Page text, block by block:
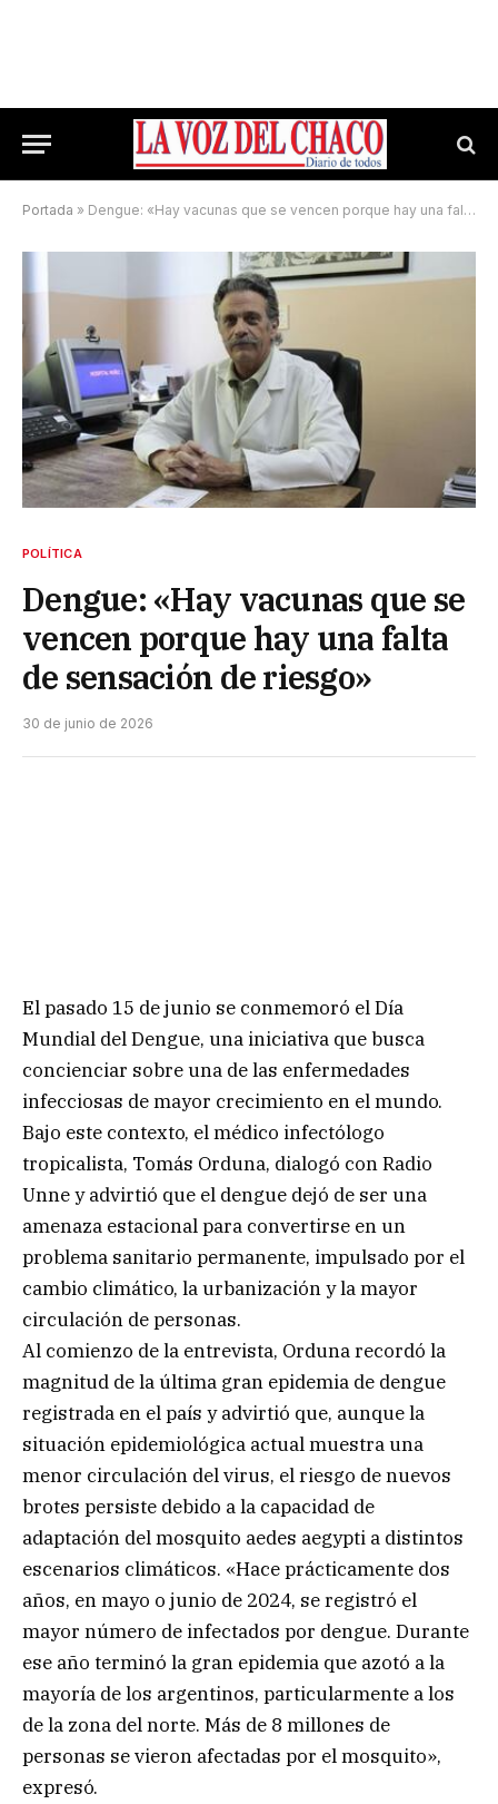
Portada » Dengue: «Hay vacunas que se vencen porque hay una falta de sensación de riesgo»
POLÍTICA
Dengue: «Hay vacunas que se
vencen porque hay una falta
de sensación de riesgo»
30 de junio de 2026
El pasado 15 de junio se conmemoró el Día
Mundial del Dengue, una iniciativa que busca
concienciar sobre una de las enfermedades
infecciosas de mayor crecimiento en el mundo.
Bajo este contexto, el médico infectólogo
tropicalista, Tomás Orduna, dialogó con Radio
Unne y advirtió que el dengue dejó de ser una
amenaza estacional para convertirse en un
problema sanitario permanente, impulsado por el
cambio climático, la urbanización y la mayor
circulación de personas.
Al comienzo de la entrevista, Orduna recordó la
magnitud de la última gran epidemia de dengue
registrada en el país y advirtió que, aunque la
situación epidemiológica actual muestra una
menor circulación del virus, el riesgo de nuevos
brotes persiste debido a la capacidad de
adaptación del mosquito aedes aegypti a distintos
escenarios climáticos. «Hace prácticamente dos
años, en mayo o junio de 2024, se registró el
mayor número de infectados por dengue. Durante
ese año terminó la gran epidemia que azotó a la
mayoría de los argentinos, particularmente a los
de la zona del norte. Más de 8 millones de
personas se vieron afectadas por el mosquito»,
expresó.